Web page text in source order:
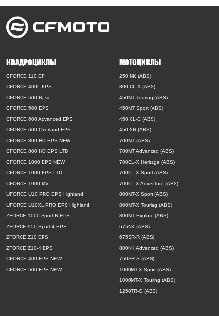
КВАДРОЦИКЛЫ
CFORCE 110 EFI
CFORCE 400L EPS
CFORCE 500 Basic
CFORCE 500 EPS
CFORCE 600 Advanced EPS
CFORCE 600 Overland EPS
CFORCE 800 HO EPS NEW
CFORCE 800 HO EPS LTD
CFORCE 1000 EPS NEW
CFORCE 1000 EPS LTD
CFORCE 1000 MV
UFORCE U10 PRO EPS Highland
UFORCE U10XL PRO EPS Highland
ZFORCE 1000 Sport R EPS
ZFORCE 950 Sport-4 EPS
ZFORCE Z10 EPS
ZFORCE Z10-4 EPS
CFORCE 400 EPS NEW
CFORCE 500 EPS NEW
МОТОЦИКЛЫ
250 NK (ABS)
300 CL-X (ABS)
450MT Touring (ABS)
450MT Sport (ABS)
450 CL-C (ABS)
450 SR (ABS)
700MT (ABS)
700MT Advanced (ABS)
700CL-X Heritage (ABS)
700CL-X Sport (ABS)
700CL-X Adventure (ABS)
800MT-X Sport (ABS)
800MT-X Touring (ABS)
800MT Explore (ABS)
675NK (ABS)
675SR-R (ABS)
800NK Advanced (ABS)
750SR-S (ABS)
1000MT-X Sport (ABS)
1000MT-X Touring (ABS)
1250TR-G (ABS)